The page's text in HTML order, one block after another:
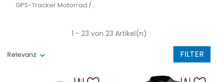
GPS-Tracker Motorrad /...
Relevanz FILTER
1 - 23 von 23 Artikel(n)